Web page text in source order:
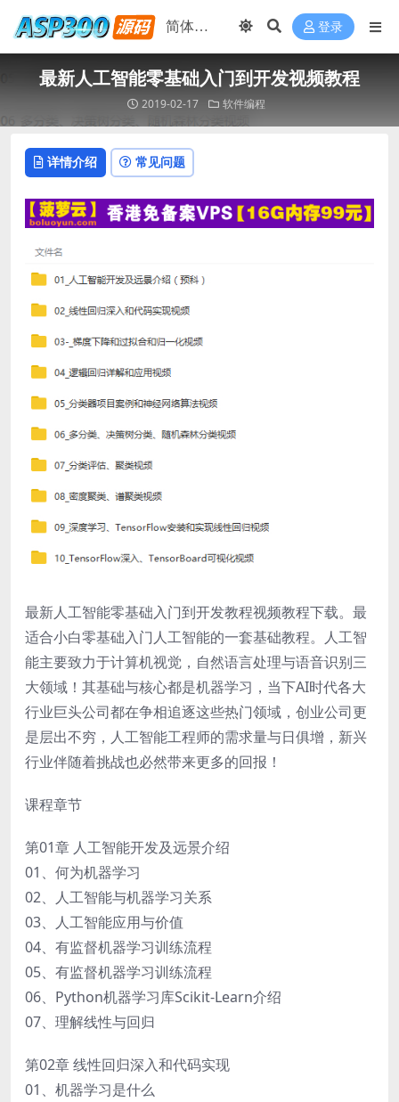
登录
最新人工智能零基础入门到开发视频教程
2019-02-17 软件编程
详情介绍 常见问题
最新人工智能零基础入门到开发教程视频教程下载。最
适合小白零基础入门人工智能的一套基础教程。人工智
能主要致力于计算机视觉，自然语言处理与语音识别三
大领域！其基础与核心都是机器学习，当下AI时代各大
行业巨头公司都在争相追逐这些热门领域，创业公司更
是层出不穷，人工智能工程师的需求量与日俱增，新兴
行业伴随着挑战也必然带来更多的回报！
课程章节
第01章 人工智能开发及远景介绍
01、何为机器学习
02、人工智能与机器学习关系
03、人工智能应用与价值
04、有监督机器学习训练流程
05、有监督机器学习训练流程
06、Python机器学习库Scikit-Learn介绍
07、理解线性与回归
第02章 线性回归深入和代码实现
01、机器学习是什么